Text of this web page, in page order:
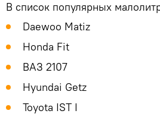
В список популярных
Daewoo Matiz
Honda Fit
ВАЗ 2107
Hyundai Getz
Toyota IST I